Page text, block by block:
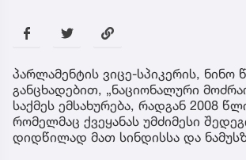
პარლამენტის ვიცე-სპიკერის, ნინო
განცხადებით, „ნაციონალური
საქმეს ემსახურება, რადგან 2008
რომელმაც ქვეყანას უმძიმესი
დიდწილად მათ სინდისსა და